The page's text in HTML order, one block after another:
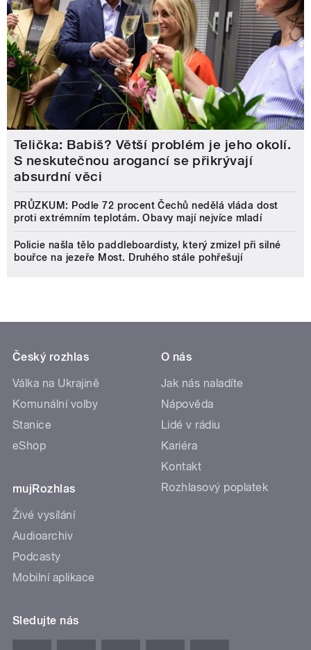
Telička: Babiš? Větší problém je jeho okolí.
S neskutečnou arogancí se přikrývají
absurdní věci
PRŮZKUM: Podle 72 procent Čechů nedělá vláda dost
proti extrémním teplotám. Obavy mají nejvíce mladí
Policie našla tělo paddleboardisty, který zmizel při silné
bouřce na jezeře Most. Druhého stále pohřešují
Český rozhlas
Válka na Ukrajině
Komunální volby
Stanice
eShop
mujRozhlas
Živé vysílání
Audioarchiv
Podcasty
Mobilní aplikace
O nás
Jak nás naladíte
Nápověda
Lidé v rádiu
Kariéra
Kontakt
Rozhlasový poplatek
Sledujte nás